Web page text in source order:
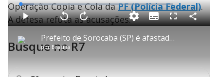
Operação Copia e Cola daPF (Polícia Federal).
A defesa refuta as acusações.
P Prefeito de Sorocaba (SP) é afastado do cargo por irregularidades em contratos na área de saúde
por Brasília
P V
t
a
r
A
n
ç
a
L
o
a
d
e
.
8
S
u
b
i
t
F
l
C
o
Busque no R7